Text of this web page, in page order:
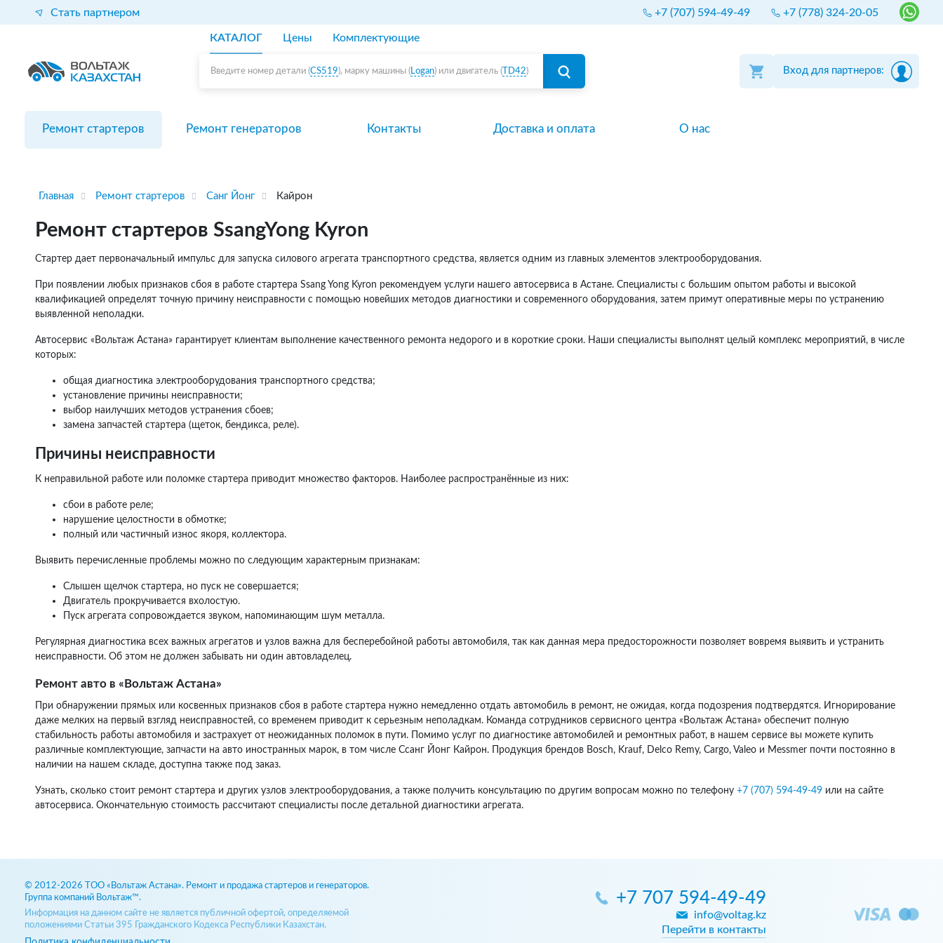
Стать партнером +7 (707) 594-49-49 +7 (778) 324-20-05
КАТАЛОГ Цены Комплектующие
Введите номер детали (CS519), марку машины (Logan) или двигатель ( TD42) Вход для партнеров:
Ремонт стартеров Ремонт генераторов Контакты Доставка и оплата О нас
Главная Ремонт стартеров Санг Йонг Кайрон
Ремонт стартеров SsangYong Kyron
Стартер дает первоначальный импульс для запуска силового агрегата транспортного средства, является одним из главных элементов электрооборудования.
При появлении любых признаков сбоя в работе стартера Ssang Yong Kyron рекомендуем услуги нашего автосервиса в Астане. Специалисты с большим опытом работы и высокой
квалификацией определят точную причину неисправности с помощью новейших методов диагностики и современного оборудования, затем примут оперативные меры по устранению
выявленной неполадки.
Автосервис «Вольтаж Астана» гарантирует клиентам выполнение качественного ремонта недорого и в короткие сроки. Наши специалисты выполнят целый комплекс мероприятий, в числе
которых:
общая диагностика электрооборудования транспортного средства;
установление причины неисправности;
выбор наилучших методов устранения сбоев;
замена запчастей стартера (щеток, бендикса, реле).
Причины неисправности
К неправильной работе или поломке стартера приводит множество факторов. Наиболее распространённые из них:
сбои в работе реле;
нарушение целостности в обмотке;
полный или частичный износ якоря, коллектора.
Выявить перечисленные проблемы можно по следующим характерным признакам:
Слышен щелчок стартера, но пуск не совершается;
Двигатель прокручивается вхолостую.
Пуск агрегата сопровождается звуком, напоминающим шум металла.
Регулярная диагностика всех важных агрегатов и узлов важна для бесперебойной работы автомобиля, так как данная мера предосторожности позволяет вовремя выявить и устранить
неисправности. Об этом не должен забывать ни один автовладелец.
Ремонт авто в «Вольтаж Астана»
При обнаружении прямых или косвенных признаков сбоя в работе стартера нужно немедленно отдать автомобиль в ремонт, не ожидая, когда подозрения подтвердятся. Игнорирование
даже мелких на первый взгляд неисправностей, со временем приводит к серьезным неполадкам. Команда сотрудников сервисного центра «Вольтаж Астана» обеспечит полную
стабильность работы автомобиля и застрахует от неожиданных поломок в пути. Помимо услуг по диагностике автомобилей и ремонтных работ, в нашем сервисе вы можете купить
различные комплектующие, запчасти на авто иностранных марок, в том числе Ссанг Йонг Кайрон. Продукция брендов Bosch, Krauf, Delco Remy, Cargo, Valeo и Messmer почти постоянно в
наличии на нашем складе, доступна также под заказ.
Узнать, сколько стоит ремонт стартера и других узлов электрооборудования, а также получить консультацию по другим вопросам можно по телефону +7 (707) 594-49-49или на сайте
автосервиса. Окончательную стоимость рассчитают специалисты после детальной диагностики агрегата.
© 2012-2026 ТОО «Вольтаж Астана». Ремонт и продажа стартеров и генераторов.
Группа компаний Вольтаж™.
Информация на данном сайте не является публичной офертой, определяемой
положениями Статьи 395 Гражданского Кодекса Республики Казахстан.
+7 707 594-49-49
info@voltag.kz
Перейти в контакты